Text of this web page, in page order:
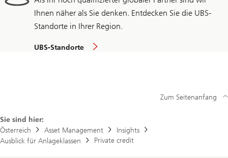
Ihnen näher als Sie denken. Entdecken Sie die UBS-
Standorte in Ihrer Region.
UBS-Standorte
Sie sind hier:
Österreich
Asset Management
Insights
Ausblick für Anlageklassen
Private credit
Zum Seitenanfang